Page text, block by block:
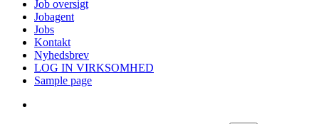
Job oversigt
Jobagent
Jobs
Kontakt
Nyhedsbrev
LOG IN VIRKSOMHED
Sample page